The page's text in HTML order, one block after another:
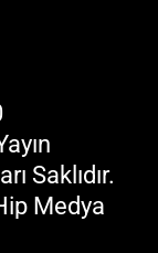
Saklıdır.
Medya